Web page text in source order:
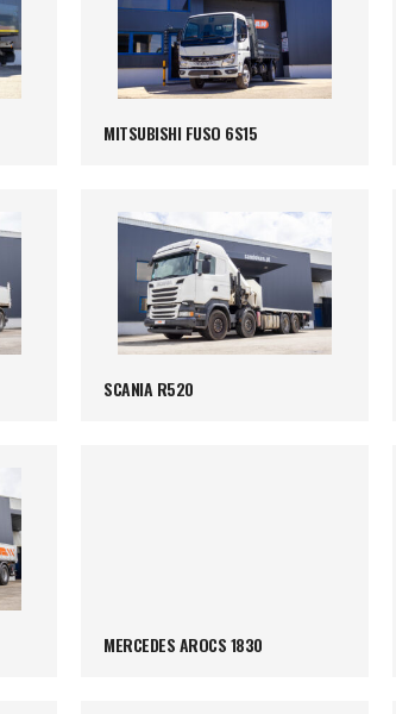
MITSUBISHI FUSO 6S15
SCANIA R520
MERCEDES AROCS 1830